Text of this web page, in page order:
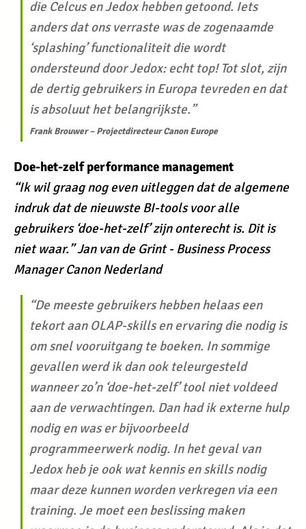
die Celcus en Jedox hebben getoond. Iets
anders dat ons verraste was de zogenaamde
‘splashing’ functionaliteit die wordt
ondersteund door Jedox: echt top! Tot slot, zijn
de dertig gebruikers in Europa tevreden en dat
is absoluut het belangrijkste.”
Frank Brouwer – Projectdirecteur Canon Europe
Doe-het-zelf performance management
“Ik wil graag nog even uitleggen dat de algemene
indruk dat de nieuwste BI-tools voor alle
gebruikers ‘doe-het-zelf’ zijn onterecht is. Dit is
niet waar.” Jan van de Grint - Business Process
Manager Canon Nederland
“De meeste gebruikers hebben helaas een
tekort aan OLAP-skills en ervaring die nodig is
om snel vooruitgang te boeken. In sommige
gevallen werd ik dan ook teleurgesteld
wanneer zo’n ‘doe-het-zelf’ tool niet voldeed
aan de verwachtingen. Dan had ik externe hulp
nodig en was er bijvoorbeeld
programmeerwerk nodig. In het geval van
Jedox heb je ook wat kennis en skills nodig
maar deze kunnen worden verkregen via een
training. Je moet een beslissing maken